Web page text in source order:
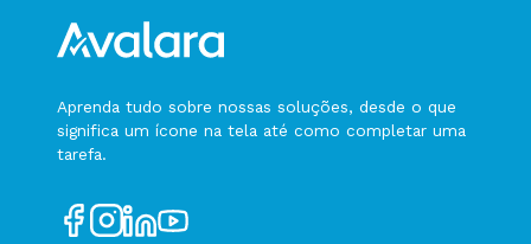
podem ser informados em uma NFCe?
Paulo (SP)
Como realizar download da Tabela IBPT?
inclusão de mercadorias durante o percurso?
Como realizar emissão de MDF-e quando há
Aprenda tudo sobre nossas soluções, desde o que
significa um ícone na tela até como completar uma
tarefa.